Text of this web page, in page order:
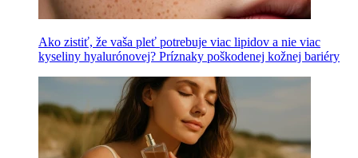
Ako zistiť, že vaša pleť potrebuje viac lipidov a nie viac
kyseliny hyalurónovej? Príznaky poškodenej kožnej bariéry